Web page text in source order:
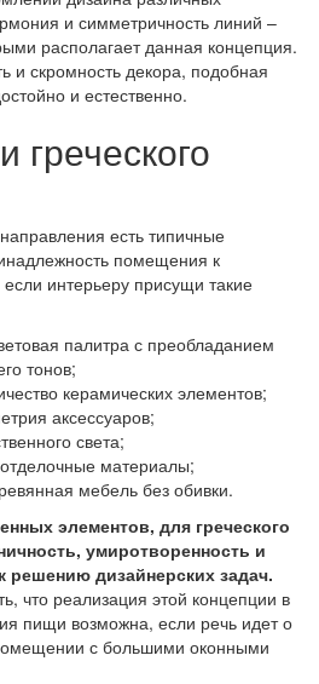
и симметричность линий –
располагает данная концепция.
и скромность декора, подобная
и естественно.
греческого
есть типичные
помещения к
интерьеру присущи такие
палитра с преобладанием
тонов;
керамических элементов;
аксессуаров;
света;
материалы;
мебель без обивки.
элементов, для греческого
умиротворенность и
дизайнерских задач.
что реализация этой концепции в
пищи возможна, если речь идет о
с большими оконными